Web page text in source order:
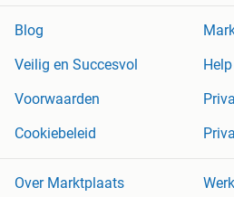
Blog
Veilig en Succesvol
Voorwaarden
Cookiebeleid
Over Marktplaats